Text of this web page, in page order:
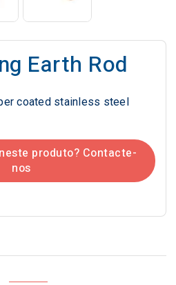
Earth Rod
coated stainless steel
produto? Contacte-
nos